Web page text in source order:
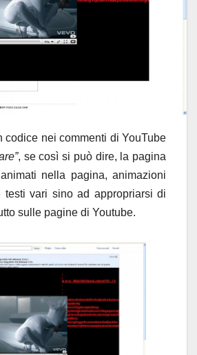
codice nei commenti di YouTube
, se così si può dire, la pagina
nella pagina, animazioni
testi vari sino ad appropriarsi di
sulle pagine di Youtube.